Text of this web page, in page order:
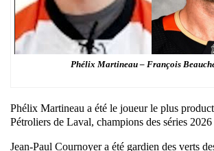
Phélix Martineau – François
Phélix Martineau a été le joueur le plus
Pétroliers de Laval, champions des séries
Jean-Paul Cournoyer a été gardien des verts